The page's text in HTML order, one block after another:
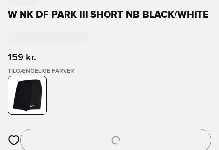
W NK DF PARK III SHORT NB BLACK/WHITE
159 kr.
TILGÆNGELIGE FARVER
Åbner en Modal til at logge ind eller tilmelde dig som medlem